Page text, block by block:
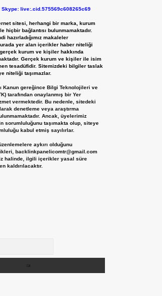
Skype: live:.cid.575569c608265c69
sitesi, herhangi bir marka, kurum
hiçbir bağlantısı bulunmamaktadır.
hazırladığımız makaleler
yer alan içerikler haber niteliği
kurum ve kişiler hakkında
Gerçek kurum ve kişiler ile isim
tesadüfidir. Sitemizdeki bilgiler taslak
niteliği taşımazlar.
Kanun gereğince Bilgi Teknolojileri ve
tarafından onaylanmış bir Yer
vermektedir. Bu nedenle, sitedeki
denetleme veya araştırma
Ancak, üyelerimiz
sorumluluğunu taşımakta olup, siteye
kabul etmiş sayılırlar.
aykırı olduğunu
backlinkpanelicomtr@gmail.com
halinde, ilgili içerikler yasal süre
kaldırılacaktır.